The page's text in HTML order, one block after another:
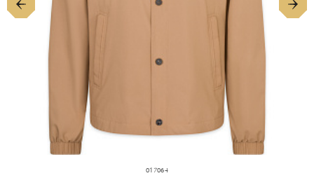
017064